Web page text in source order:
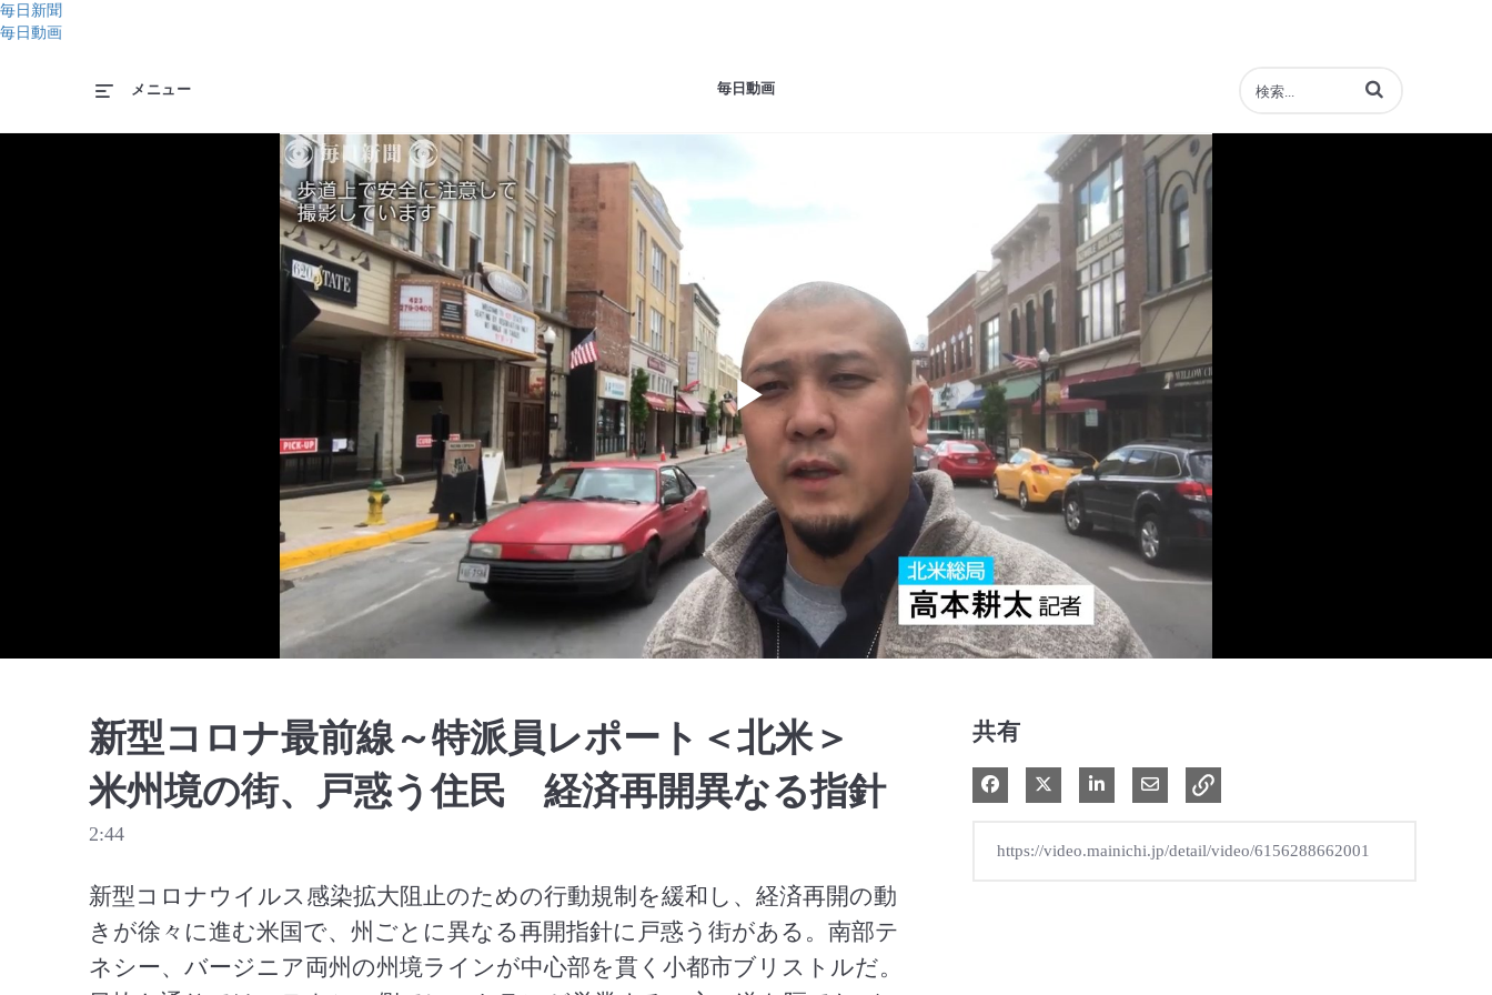
毎日新聞
毎日動画
毎日動画
メニュー 動画の検索語句を入力
Play
Video
新型コロナ最前線～特派員レポート＜北米＞
米州境の街、戸惑う住民 経済再開異なる指針
2:44
新型コロナウイルス感染拡大阻止のための行動規制を緩和し、経済再開の動
きが徐々に進む米国で、州ごとに異なる再開指針に戸惑う街がある。南部テ
ネシー、バージニア両州の州境ラインが中心部を貫く小都市ブリストルだ。
共有
Facebook で共有
Xで共有する
LinkedIn で共有電子メールで共有